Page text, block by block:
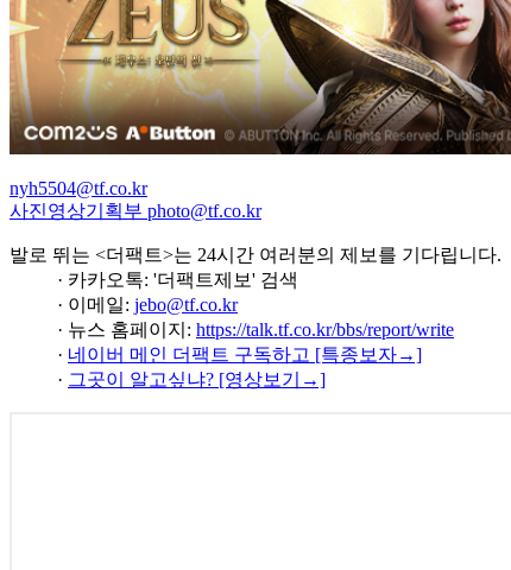
nyh5504@tf.co.kr
사진영상기획부 photo@tf.co.kr
발로 뛰는 <더팩트>는 24시간 여러분의 제보를 기다립니다.
· 카카오톡: '더팩트제보' 검색
· 이메일: jebo@tf.co.kr
· 뉴스 홈페이지: https://talk.tf.co.kr/bbs/report/write
· 네이버 메인 더팩트 구독하고 [특종보자→]
· 그곳이 알고싶냐? [영상보기→]